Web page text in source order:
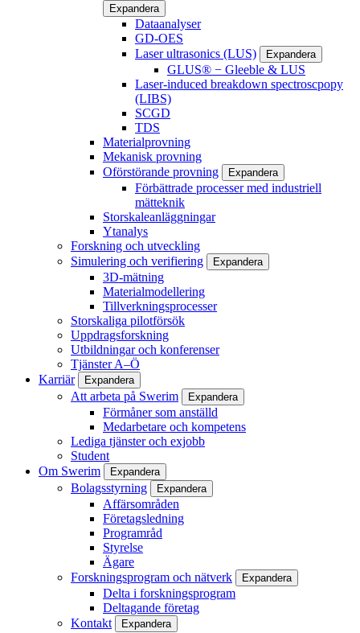
Expandera
Dataanalyser
GD-OES
Laser ultrasonics (LUS)
Expandera
GLUS® − Gleeble & LUS
Laser-induced breakdown spectroscpopy
(LIBS)
SCGD
TDS
Materialprovning
Mekanisk provning
Oförstörande provning
Expandera
Förbättrade processer med industriell
mätteknik
Storskaleanläggningar
Ytanalys
Forskning och utveckling
Simulering och verifiering
Expandera
3D-mätning
Materialmodellering
Tillverkningsprocesser
Storskaliga pilotförsök
Uppdragsforskning
Utbildningar och konferenser
Tjänster A–Ö
Karriär
Expandera
Att arbeta på Swerim Expandera
Förmåner som anställd
Medarbetare och kompetens
Lediga tjänster och exjobb
Student
Om Swerim
Expandera
Bolagsstyrning Expandera
Affärsområden
Företagsledning
Programråd
Styrelse
Ägare
Forskningsprogram och nätverk
Expandera
Delta i forskningsprogram
Deltagande företag
Kontakt
Expandera